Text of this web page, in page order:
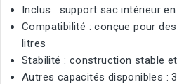
Inclus : support sac intérieur
Compatibilité : conçue pour
litres
Stabilité : construction stable
Autres capacités disponibles :